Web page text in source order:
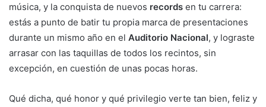
música, y la conquista de nuevos records en tu carrera:
estás a punto de batir tu propia marca de presentaciones
durante un mismo año en el Auditorio Nacional, y lograste
arrasar con las taquillas de todos los recintos, sin
excepción, en cuestión de unas pocas horas.
Qué dicha, qué honor y qué privilegio verte tan bien, feliz y